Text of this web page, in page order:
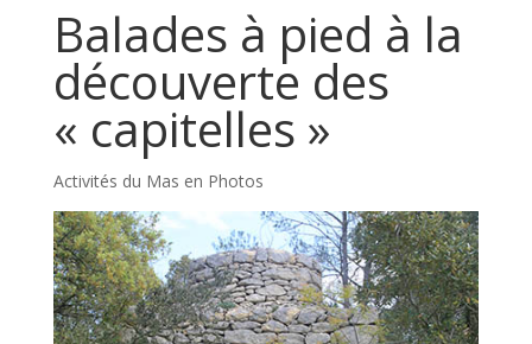
Balades à pied à la
découverte des
« capitelles »
Activités du Mas en Photos